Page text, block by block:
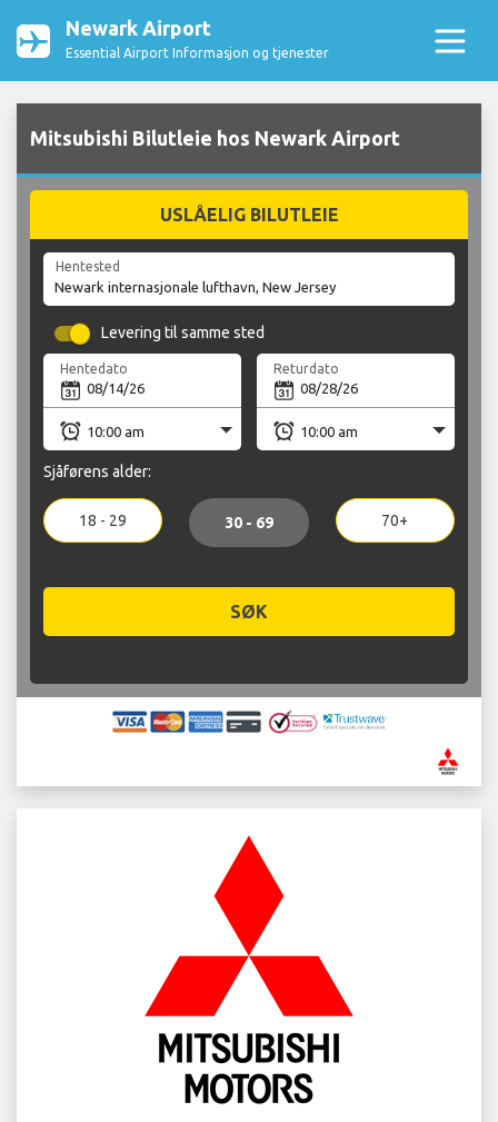
Newark Airport
Essential Airport Informasjon og tjenester
Mitsubishi Bilutleie hos Newark Airport
USLÅELIG BILUTLEIE
Hentested
Levering til samme sted
Hentedato Returdato
Sjåførens alder:
18 - 29 30 - 69 70+
SØK